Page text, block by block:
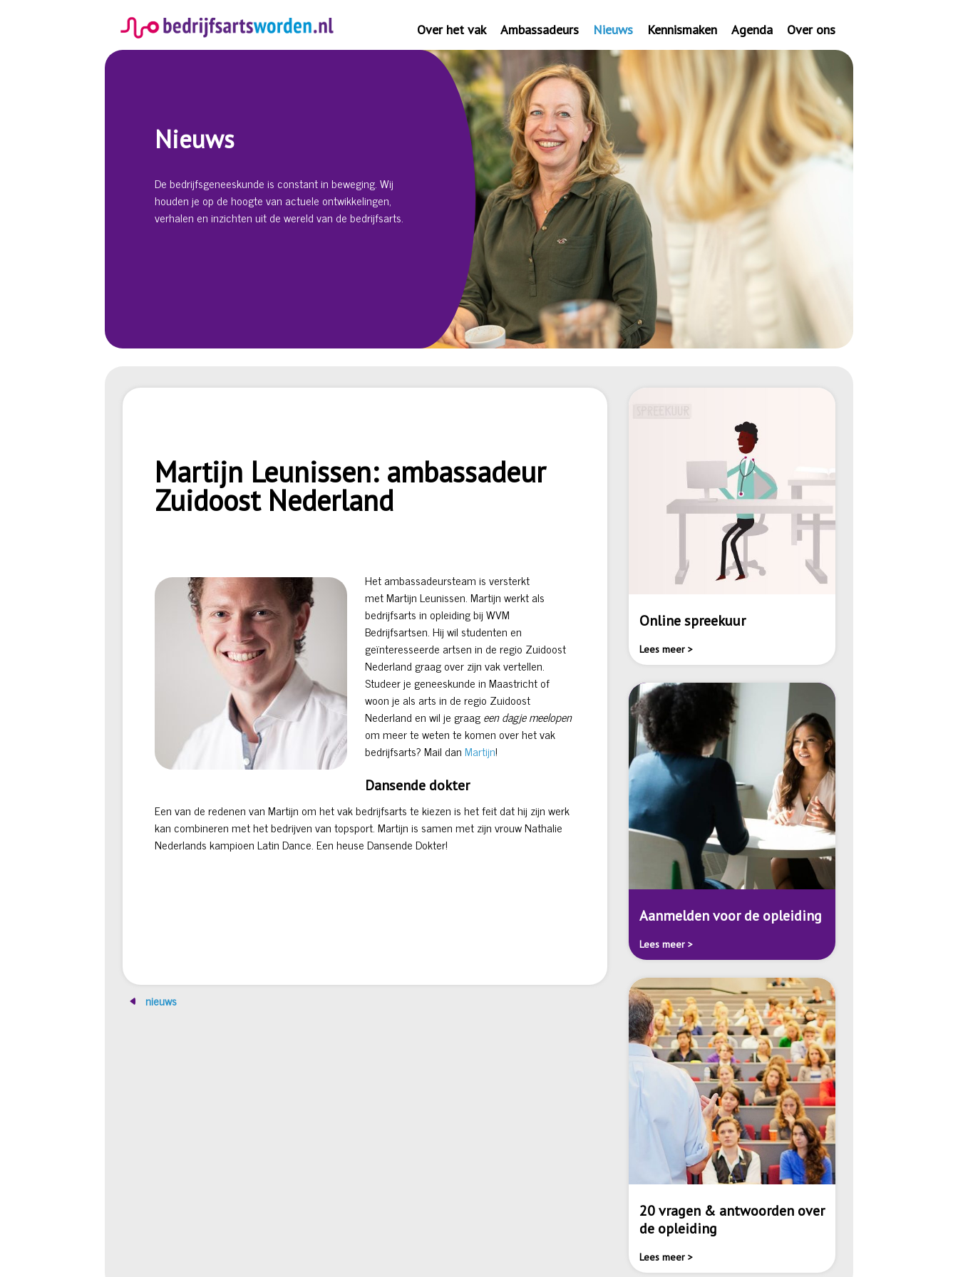
naar
inhoud
Over het vak Ambassadeurs Nieuws Kennismaken Agenda Over ons
Nieuws
De bedrijfsgeneeskunde is constant in beweging. Wij
houden je op de hoogte van actuele ontwikkelingen,
verhalen en inzichten uit de wereld van de bedrijfsarts.
Martijn Leunissen: ambassadeur
Zuidoost Nederland
Het ambassadeursteam is versterkt
met Martijn Leunissen. Martijn werkt als
bedrijfsarts in opleiding bij WVM
Bedrijfsartsen. Hij wil studenten en
geïnteresseerde artsen in de regio Zuidoost
Nederland graag over zijn vak vertellen.
Studeer je geneeskunde in Maastricht of
woon je als arts in de regio Zuidoost
Nederland en wil je graageen dagje meelopen
om meer te weten te komen over het vak
bedrijfsarts? Mail danMartijn!
Dansende dokter
Een van de redenen van Martijn om het vak bedrijfsarts te kiezen is het feit dat hij zijn werk
kan combineren met het bedrijven van topsport. Martijn is samen met zijn vrouw Nathalie
Nederlands kampioen Latin Dance. Een heuse Dansende Dokter!
nieuws
Online spreekuur
Lees meer >
Aanmelden voor de opleiding
Lees meer >
20 vragen & antwoorden over
de opleiding
Lees meer >